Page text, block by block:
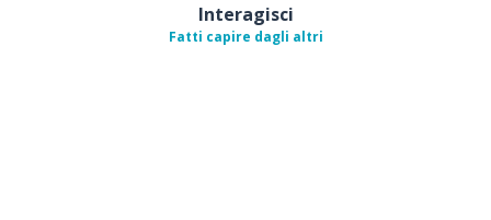
Interagisci
Fatti capire dagli altri